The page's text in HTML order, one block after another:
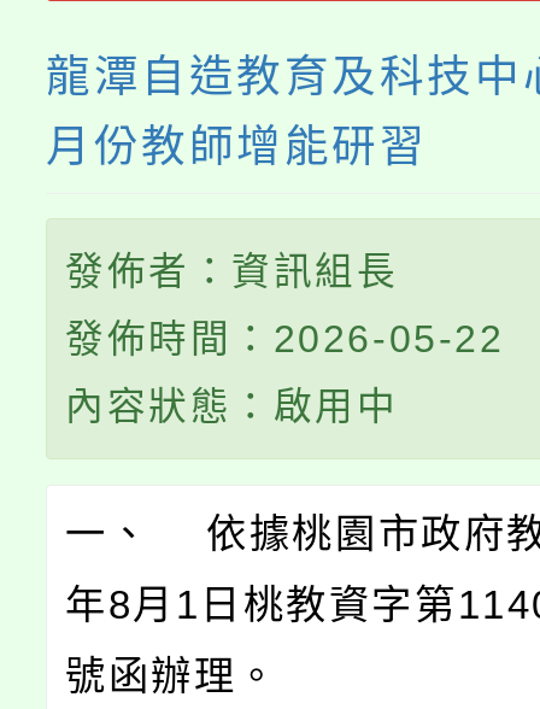
龍潭自造教育及科技
月份教師增能研習
發佈者：資訊組長
發佈時間：2026-05-22
內容狀態：啟用中
一、 依據桃園市政府
年8月1日桃教資字第
號函辦理。